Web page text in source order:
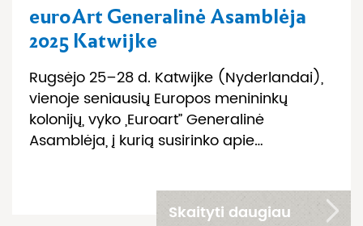
euroArt Generalinė Asamblėja
2025 Katwijke
Rugsėjo 25–28 d. Katwijke (Nyderlandai),
vienoje seniausių Europos menininkų
kolonijų, vyko „Euroart” Generalinė
Asamblėja, į kurią susirinko apie…
Skaityti daugiau